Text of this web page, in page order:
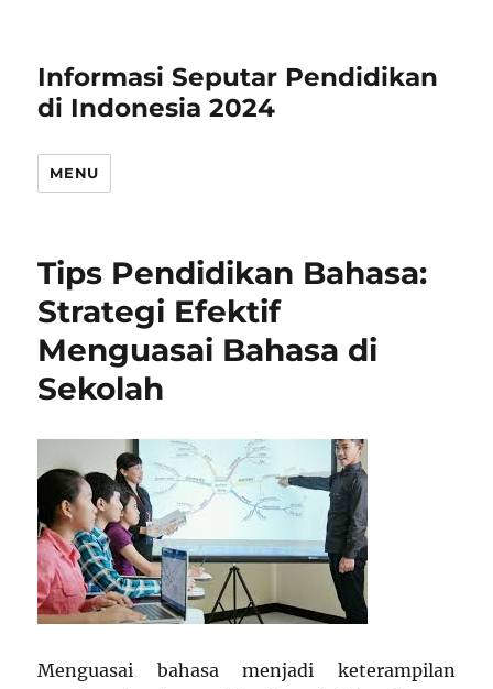
Informasi Seputar Pendidikan
di Indonesia 2024
MENU
Tips Pendidikan Bahasa:
Strategi Efektif
Menguasai Bahasa di
Sekolah
Menguasai bahasa menjadi keterampilan